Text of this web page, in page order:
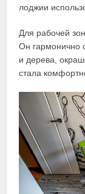
лоджии
Для рабочей
Он гармонично
и дерева,
стала